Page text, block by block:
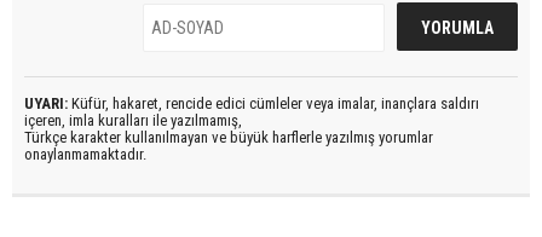
UYARI: Küfür, hakaret, rencide edici cümleler veya imalar, inançlara saldırı
içeren, imla kuralları ile yazılmamış,
Türkçe karakter kullanılmayan ve büyük harflerle yazılmış yorumlar
onaylanmamaktadır.